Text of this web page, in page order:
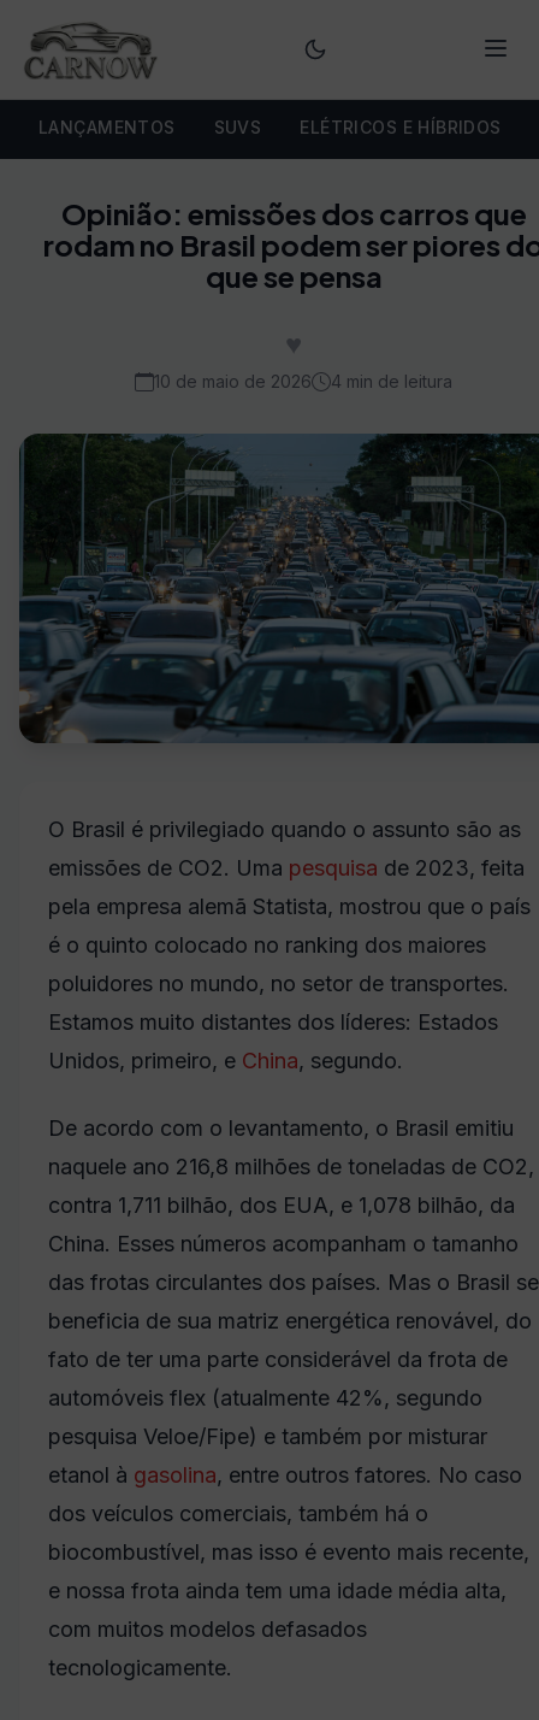
LANÇAMENTOS SUVS ELÉTRICOS E HÍBRIDOS
Opinião: emissões dos carros que
rodam no Brasil podem ser piores
que se pensa
♥
10 de maio de 2026 4 min de leitura
O Brasil é privilegiado quando o assunto são as
emissões de CO2. Uma pesquisa de 2023, feita
pela empresa alemã Statista, mostrou que o país
é o quinto colocado no ranking dos maiores
poluidores no mundo, no setor de transportes.
Estamos muito distantes dos líderes: Estados
Unidos, primeiro, e China, segundo.
De acordo com o levantamento, o Brasil emitiu
naquele ano 216,8 milhões de toneladas de CO2,
contra 1,711 bilhão, dos EUA, e 1,078 bilhão, da
China. Esses números acompanham o tamanho
das frotas circulantes dos países. Mas o Brasil se
beneficia de sua matriz energética renovável, do
fato de ter uma parte considerável da frota de
automóveis flex (atualmente 42%, segundo
pesquisa Veloe/Fipe) e também por misturar
etanol à gasolina, entre outros fatores. No caso
dos veículos comerciais, também há o
biocombustível, mas isso é evento mais recente,
e nossa frota ainda tem uma idade média alta,
com muitos modelos defasados
tecnologicamente.